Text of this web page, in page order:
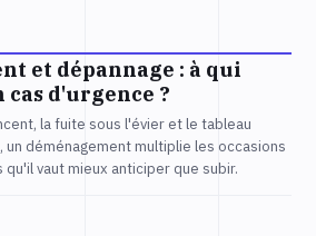
et dépannage : à qui
d'urgence ?
la fuite sous l'évier et le tableau
déménagement multiplie les occasions
vaut mieux anticiper que subir.